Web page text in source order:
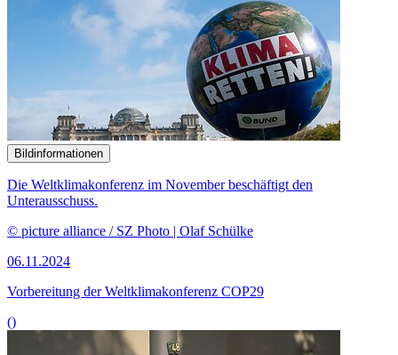
Bildinformationen
Die Weltklimakonferenz im November beschäftigt den
Unterausschuss.
© picture alliance / SZ Photo | Olaf Schülke
06.11.2024
Vorbereitung der Weltklimakonferenz COP29
()